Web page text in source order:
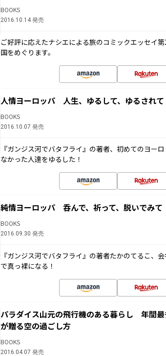
BOOKS
2016.10.14 発売
ご好評に応えたナシエによる旅のコミックエッセイ
国をめぐります。
人情ヨーロッパ 人生、ゆるして、ゆるされて
BOOKS
2016.10.07 発売
『ガンジス河でバタフライ』の著者、初めてのヨー
なかった人達をゆるした！
純情ヨーロッパ 呑んで、祈って、脱いでみて
BOOKS
2016.09.30 発売
『ガンジス河でバタフライ』の著者たかのてるこ、
で真っ裸になる！
パラダイス山元の飛行機のある暮らし 年間最
が贈る空の過ごし方
BOOKS
2016.04.07 発売